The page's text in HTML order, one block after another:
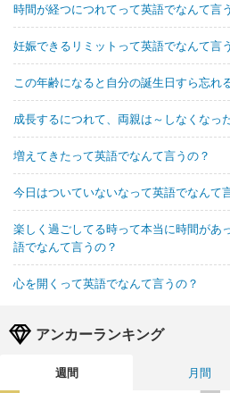
時間が経つにつれてって英語でなんて言
妊娠できるリミットって英語でなんて言
この年齢になると自分の誕生日すら忘れ
成長するにつれて、両親は～しなくなっ
増えてきたって英語でなんて言うの？
今日はついていないなって英語でなんて
楽しく過ごしてる時って本当に時間があ
語でなんて言うの？
心を開くって英語でなんて言うの？
アンカーランキング
週間 月間